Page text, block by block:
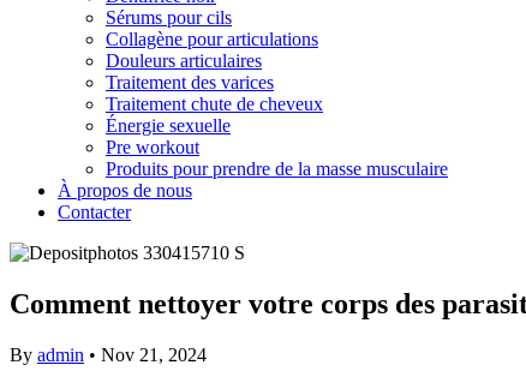
Sérums pour cils
Collagène pour articulations
Douleurs articulaires
Traitement des varices
Traitement chute de cheveux
Énergie sexuelle
Pre workout
Produits pour prendre de la masse musculaire
À propos de nous
Contacter
Comment nettoyer votre corps des
By admin • Nov 21, 2024